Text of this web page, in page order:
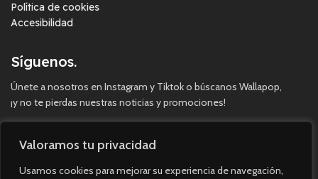
Valoramos tu privacidad
Usamos cookies para mejorar su experiencia de navegación,
Política de cookies
Accesibilidad
Síguenos.
Únete a nosotros en Instagram y Tiktok o búscanos Wallapop,
¡y no te pierdas nuestras noticias y promociones!